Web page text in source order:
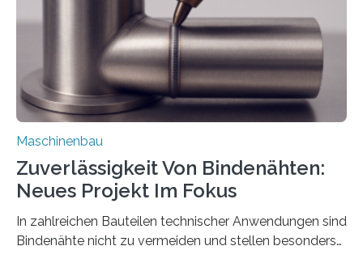
einzubinden. Sankt Augustin – Zur Messe FACHPACK
vom 23. bis 25. September in Nürnberg…
Maschinenbau
Zuverlässigkeit Von Bindenähten:
Neues Projekt Im Fokus
In zahlreichen Bauteilen technischer Anwendungen sind
Bindenähte nicht zu vermeiden und stellen besonders